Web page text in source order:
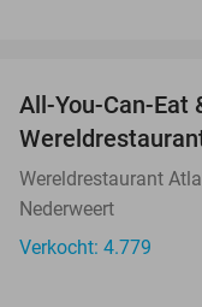
All-You-Can-Eat
Wereldrestaurant
Nederweert
Verkocht: 4.779